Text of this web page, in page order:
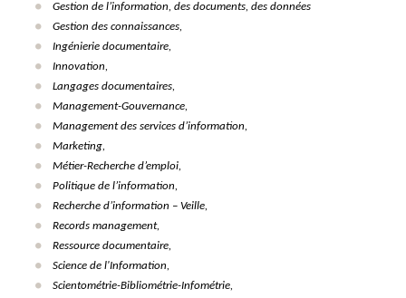
Gestion de l’information, des documents, des données
Gestion des connaissances,
Ingénierie documentaire,
Innovation,
Langages documentaires,
Management-Gouvernance,
Management des services d’information,
Marketing,
Métier-Recherche d’emploi,
Politique de l’information,
Recherche d’information – Veille,
Records management,
Ressource documentaire,
Science de l'Information,
Scientométrie-Bibliométrie-Infométrie,